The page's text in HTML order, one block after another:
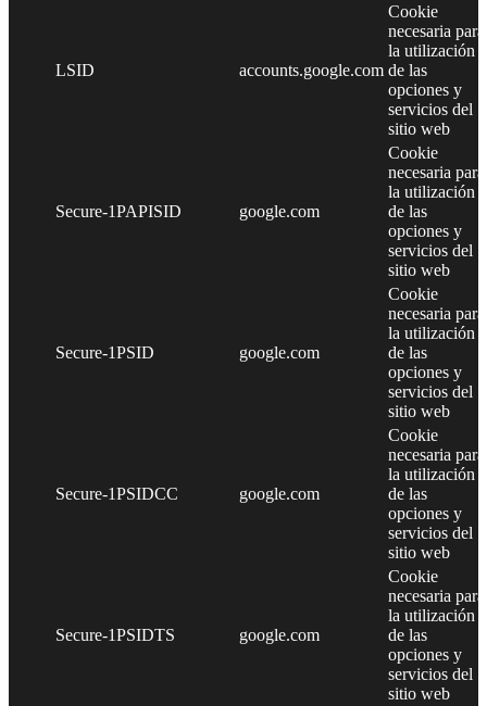
LSID accounts.google.com
Cookie
necesaria para
la utilización
de las
opciones y
servicios del
sitio web
Secure-1PAPISID google.com
Cookie
necesaria para
la utilización
de las
opciones y
servicios del
sitio web
Secure-1PSID google.com
Cookie
necesaria para
la utilización
de las
opciones y
servicios del
sitio web
Secure-1PSIDCC google.com
Cookie
necesaria para
la utilización
de las
opciones y
servicios del
sitio web
Secure-1PSIDTS google.com
Cookie
necesaria para
la utilización
de las
opciones y
servicios del
sitio web